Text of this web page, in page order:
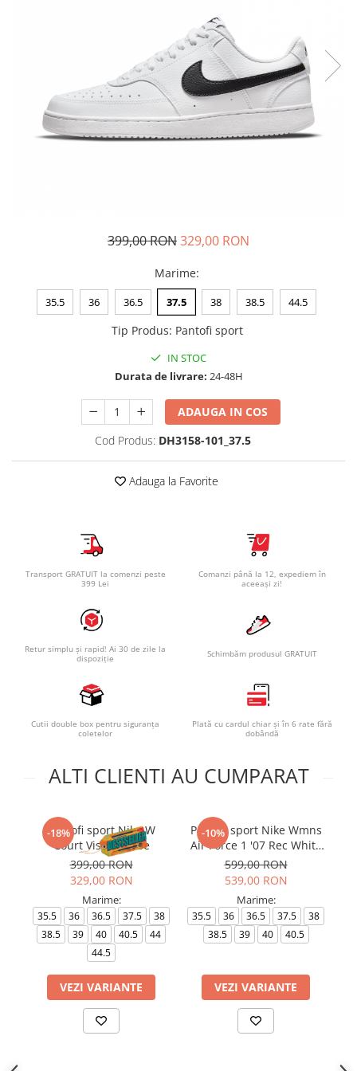
Pantaloni scurti Copii
Accesorii
Ingrijire incaltaminte
399,00 RON329,00 RON
Marime:
35.5 36 36.5 37.5 38 38.5 44.5
Tip Produs: Pantofi sport
IN STOC
Durata de livrare: 24-48H
ADAUGA IN COS
Cod Produs: DH3158-101_37.5
Adauga la Favorite
Transport GRATUIT la comenzi peste
399 Lei
Comanzi până la 12, expediem în
aceeași zi!
Retur simplu și rapid! Ai 30 de zile la
dispoziție
Schimbăm produsul GRATUIT
Cutii double box pentru siguranța
coletelor
Plată cu cardul chiar și în 6 rate fără
dobândă
ALTI CLIENTI AU CUMPARAT
-18%
Pantofi sport Nike W
Court Vision Lo Be
399,00 RON
329,00 RON
Marime:
35.5 36 36.5 37.5
38
38.5
39 40 40.5
44
44.5
VEZI VARIANTE
-10%
Pantofi sport Nike Wmns
Air Force 1 '07 Rec White
Black
599,00 RON
539,00 RON
Marime:
35.5 36 36.5 37.5
38
38.5
39 40 40.5
VEZI VARIANTE